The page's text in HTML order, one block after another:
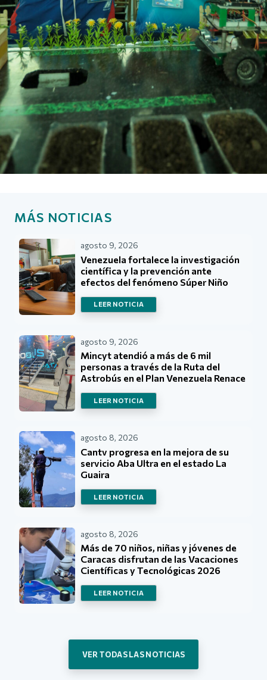
MÁS NOTICIAS
agosto 9, 2026
Venezuela fortalece la investigación
científica y la prevención ante
efectos del fenómeno Súper Niño
LEER NOTICIA
agosto 9, 2026
Mincyt atendió a más de 6 mil
personas a través de la Ruta del
Astrobús en el Plan Venezuela Renace
LEER NOTICIA
agosto 8, 2026
Cantv progresa en la mejora de su
servicio Aba Ultra en el estado La
Guaira
LEER NOTICIA
agosto 8, 2026
Más de 70 niños, niñas y jóvenes de
Caracas disfrutan de las Vacaciones
Científicas y Tecnológicas 2026
LEER NOTICIA
VER TODAS LAS NOTICIAS